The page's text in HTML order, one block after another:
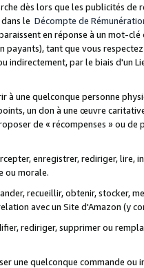
dès lors que les publicités de
le Décompte de
en réponse à un mot-
payants), tant que vous
indirectement, par le biais d'un
à une quelconque personne
un don à une œuvre
de « récompenses » ou
enregistrer, rediriger,
ou morale.
recueillir, obtenir, stocker,
avec un Site d'Amazon (y
rediriger, supprimer ou
une quelconque commande